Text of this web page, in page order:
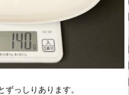
っしりあります。